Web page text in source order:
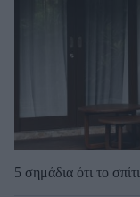
5 σημάδια ότι το